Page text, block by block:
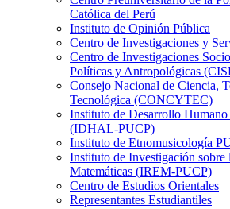
Católica del Perú
Instituto de Opinión Pública
Centro de Investigaciones y
Centro de Investigaciones
Políticas y Antropológicas
Consejo Nacional de Ciencia,
Tecnológica (CONCYTEC)
Instituto de Desarrollo
(IDHAL-PUCP)
Instituto de Etnomusicología
Instituto de Investigación sobre
Matemáticas (IREM-PUCP)
Centro de Estudios Orientales
Representantes Estudiantiles